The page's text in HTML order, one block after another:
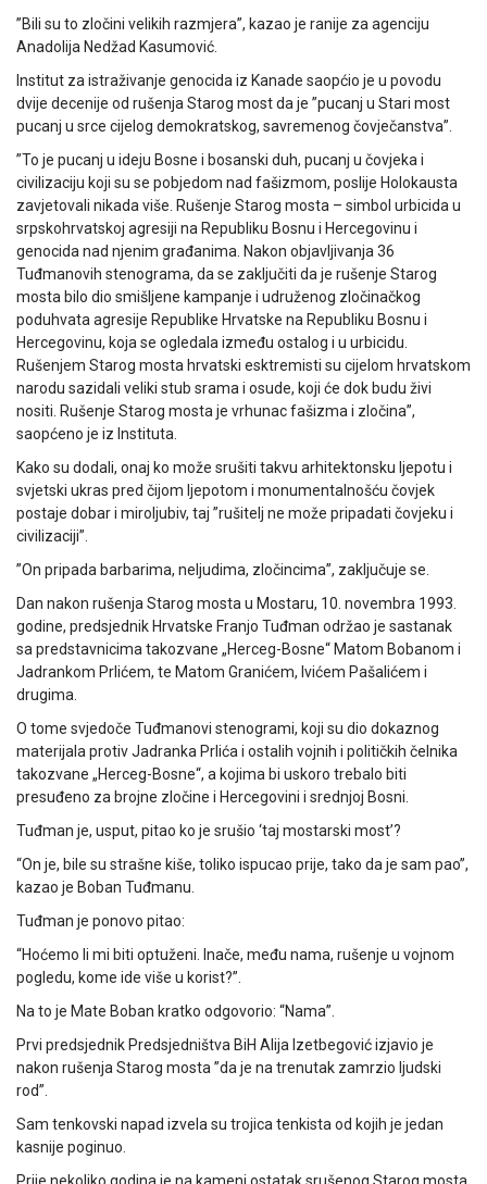
”Bili su to zločini velikih razmjera”, kazao je ranije za agenciju
Anadolija Nedžad Kasumović.
Institut za istraživanje genocida iz Kanade saopćio je u povodu
dvije decenije od rušenja Starog most da je ”pucanj u Stari most
pucanj u srce cijelog demokratskog, savremenog čovječanstva”.
”To je pucanj u ideju Bosne i bosanski duh, pucanj u čovjeka i
civilizaciju koji su se pobjedom nad fašizmom, poslije Holokausta
zavjetovali nikada više. Rušenje Starog mosta – simbol urbicida u
srpskohrvatskoj agresiji na Republiku Bosnu i Hercegovinu i
genocida nad njenim građanima. Nakon objavljivanja 36
Tuđmanovih stenograma, da se zaključiti da je rušenje Starog
mosta bilo dio smišljene kampanje i udruženog zločinačkog
poduhvata agresije Republike Hrvatske na Republiku Bosnu i
Hercegovinu, koja se ogledala između ostalog i u urbicidu.
Rušenjem Starog mosta hrvatski esktremisti su cijelom hrvatskom
narodu sazidali veliki stub srama i osude, koji će dok budu živi
nositi. Rušenje Starog mosta je vrhunac fašizma i zločina”,
saopćeno je iz Instituta.
Kako su dodali, onaj ko može srušiti takvu arhitektonsku ljepotu i
svjetski ukras pred čijom ljepotom i monumentalnošću čovjek
postaje dobar i miroljubiv, taj ”rušitelj ne može pripadati čovjeku i
civilizaciji”.
”On pripada barbarima, neljudima, zločincima”, zaključuje se.
Dan nakon rušenja Starog mosta u Mostaru, 10. novembra 1993.
godine, predsjednik Hrvatske Franjo Tuđman održao je sastanak
sa predstavnicima takozvane „Herceg-Bosne“ Matom Bobanom i
Jadrankom Prlićem, te Matom Granićem, Ivićem Pašalićem i
drugima.
O tome svjedoče Tuđmanovi stenogrami, koji su dio dokaznog
materijala protiv Jadranka Prlića i ostalih vojnih i političkih čelnika
takozvane „Herceg-Bosne“, a kojima bi uskoro trebalo biti
presuđeno za brojne zločine i Hercegovini i srednjoj Bosni.
Tuđman je, usput, pitao ko je srušio ‘taj mostarski most’?
“On je, bile su strašne kiše, toliko ispucao prije, tako da je sam pao”,
kazao je Boban Tuđmanu.
Tuđman je ponovo pitao:
“Hoćemo li mi biti optuženi. Inače, među nama, rušenje u vojnom
pogledu, kome ide više u korist?”.
Na to je Mate Boban kratko odgovorio: “Nama”.
Prvi predsjednik Predsjedništva BiH Alija Izetbegović izjavio je
nakon rušenja Starog mosta ”da je na trenutak zamrzio ljudski
rod”.
Sam tenkovski napad izvela su trojica tenkista od kojih je jedan
kasnije poginuo.
Prije nekoliko godina je na kameni ostatak srušenog Starog mosta,